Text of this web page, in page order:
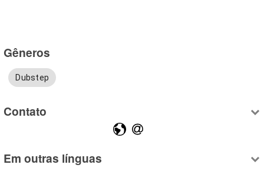
Gêneros
Dubstep
Contato
Em outras línguas